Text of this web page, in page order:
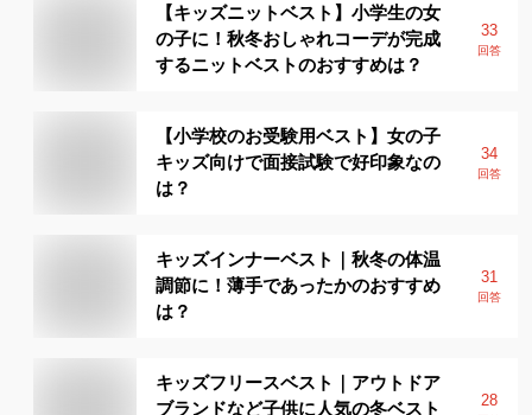
【キッズニットベスト】小学生の女
の子に！秋冬おしゃれコーデが完成
するニットベストのおすすめは？
33
回答
【小学校のお受験用ベスト】女の子
キッズ向けで面接試験で好印象なの
は？
34
回答
キッズインナーベスト｜秋冬の体温
調節に！薄手であったかのおすすめ
は？
31
回答
キッズフリースベスト｜アウトドア
ブランドなど子供に人気の冬ベスト
28